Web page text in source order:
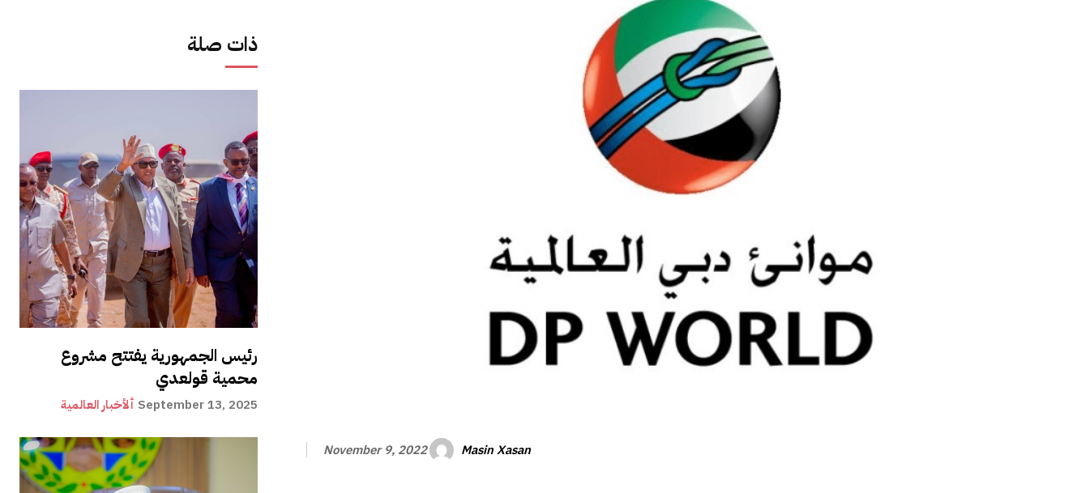
ذات صلة
رئيس الجمهورية يفتتح مشروع
محمية قولعدي
ألأخبار العالمية September 13, 2025
November 9, 2022 Masin Xasan